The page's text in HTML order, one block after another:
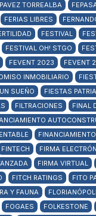
TORREALBA
FERIAS LIBRES
FESTIVAL
FESTIVAL OH! STGO
FEVENT 2023 FEVENT
INMOBILIARIO
SUEÑO
FIESTAS
FILTRACIONES
FINAL
FINTECH
FIRMA
FIRMA VIRTUAL
FITCH RATINGS FITO
Y FAUNA
FOGAES FOLKESTONE